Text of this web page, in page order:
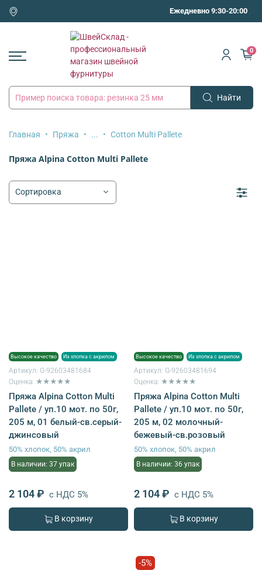
Ежедневно 9:30-20:00
Найти
0
Главная Пряжа ... Cotton Multi Pallete
Пряжа Alpina Cotton Multi Pallete
Высокое качество Из хлопка с акрилом
Артикул: G-92603481684
Оценка: ★★★★★
Пряжа Alpina Cotton Multi
Pallete / уп.10 мот. по 50г,
205 м, 01 белый-св.серый-
джинсовый
50% хлопок, 50% акрил
В наличии: 37 упак
2 104 ₽ с НДС 5%
В корзину
Высокое качество Из хлопка с акрилом
Артикул: G-92603481694
Оценка: ★★★★★
Пряжа Alpina Cotton Multi
Pallete / уп.10 мот. по 50г,
205 м, 02 молочный-
бежевый-св.розовый
50% хлопок, 50% акрил
В наличии: 36 упак
2 104 ₽ с НДС 5%
В корзину
-5%